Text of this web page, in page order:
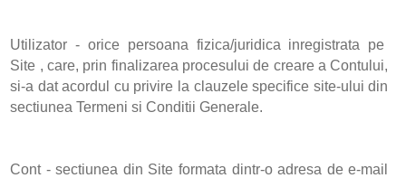
Utilizator - orice persoana fizica/juridica inregistrata pe
Site , care, prin finalizarea procesului de creare a Contului,
si-a dat acordul cu privire la clauzele specifice site-ului din
sectiunea Termeni si Conditii Generale.
Cont - sectiunea din Site formata dintr-o adresa de e-mail